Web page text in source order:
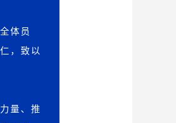
体员
，致以
量、推